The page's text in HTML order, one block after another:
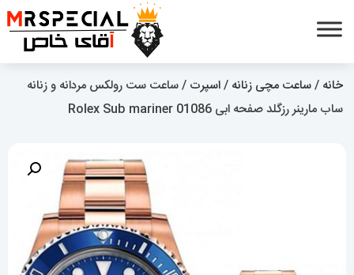
خانه /ساعت مچی زنانه /اسپرت / ساعت ست رولکس مردانه و زنانه
ساب مارینر رزگلد صفحه ابی 01086 Rolex Sub mariner